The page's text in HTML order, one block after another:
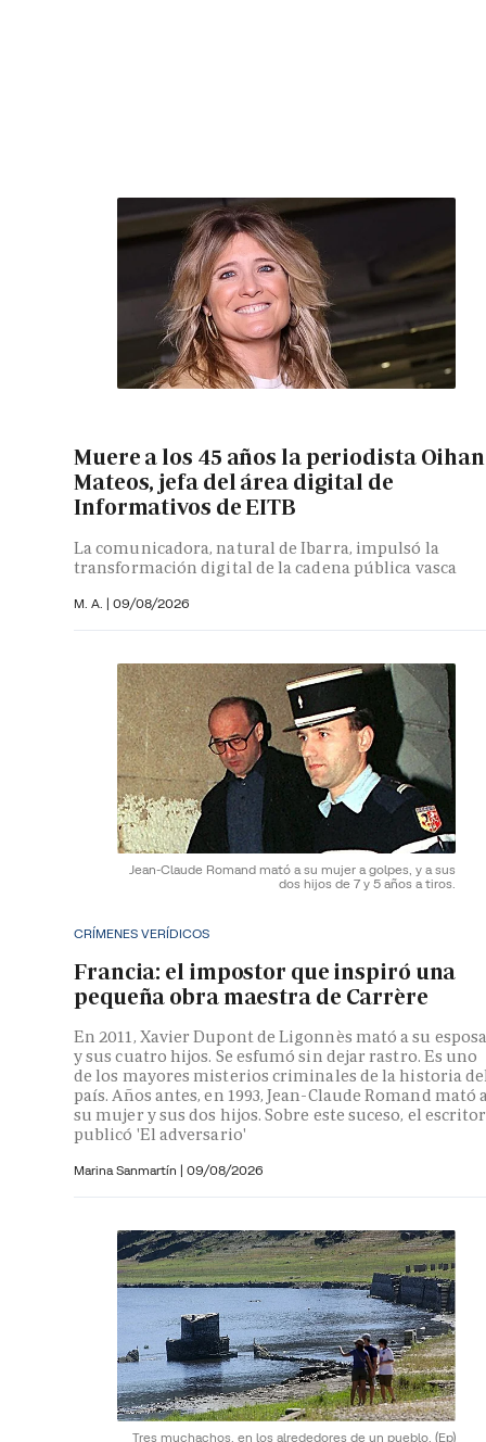
Muere a los 45 años la periodista
Mateos, jefa del área digital de
Informativos de EITB
La comunicadora, natural de Ibarra, impulsó la
transformación digital de la cadena pública vasca
M. A. | 09/08/2026
Jean-Claude Romand mató a su mujer a golpes, y a sus
dos hijos de 7 y 5 años a tiros.
CRÍMENES VERÍDICOS
Francia: el impostor que inspiró una
pequeña obra maestra de Carrère
En 2011, Xavier Dupont de Ligonnès mató a su
y sus cuatro hijos. Se esfumó sin dejar rastro. Es uno
de los mayores misterios criminales de la historia
país. Años antes, en 1993, Jean-Claude Romand mató
su mujer y sus dos hijos. Sobre este suceso, el escritor
publicó 'El adversario'
Marina Sanmartín | 09/08/2026
Tres muchachos, en los alrededores de un pueblo. (Ep)